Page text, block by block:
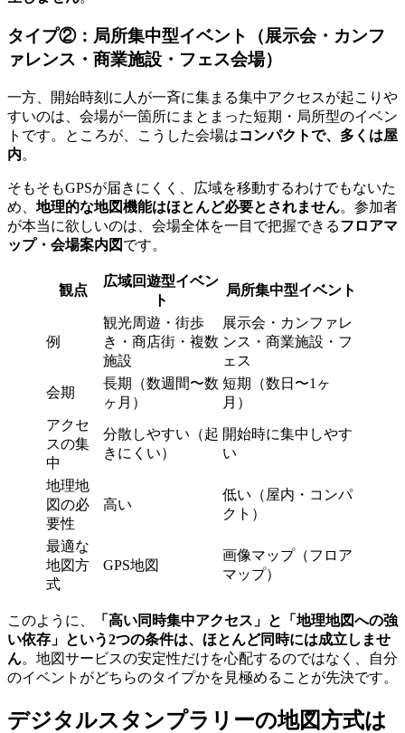
タイプ②：局所集中型イベント（展示会・カンフ
ァレンス・商業施設・フェス会場）
一方、開始時刻に人が一斉に集まる集中アクセスが起こりや
すいのは、会場が一箇所にまとまった短期・局所型のイベン
トです。ところが、こうした会場はコンパクトで、多くは屋
内。
そもそもGPSが届きにくく、広域を移動するわけでもないた
め、 地理的な地図機能はほとんど必要とされません。参加者
が本当に欲しいのは、会場全体を一目で把握できるフロアマ
ップ・会場案内図 です。
観点
広域回遊型イベン
ト
局所集中型イベント
例
観光周遊・街歩
き・商店街・複数
施設
展示会・カンファレ
ンス・商業施設・フ
ェス
会期
長期（数週間〜数
ヶ月）
短期（数日〜1ヶ
月）
アクセ
スの集
中
分散しやすい（起
きにくい）
開始時に集中しやす
い
地理地
図の必
要性
高い
低い（屋内・コンパ
クト）
最適な
地図方
式
GPS地図
画像マップ（フロア
マップ）
このように、
「高い同時集中アクセス」と「地理地図への強
い依存」という2つの条件は、ほとんど同時には成立しませ
ん。地図サービスの安定性だけを心配するのではなく、自分
のイベントがどちらのタイプかを見極めることが先決です。
デジタルスタンプラリーの地図方式は